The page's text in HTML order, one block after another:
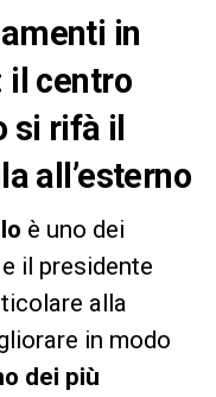
in
il centro
si rifà il
all’esterno
è uno dei
il presidente
alla
in modo
dei più